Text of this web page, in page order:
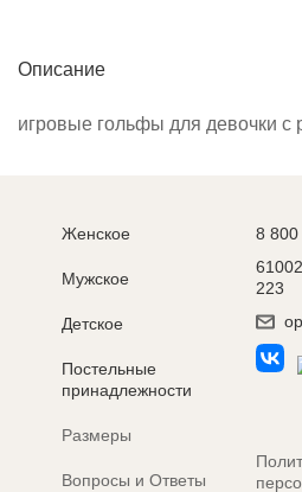
Описание
игровые гольфы для девочки с
Женское
Мужское
Детское
Постельные
принадлежности
Размеры
Вопросы и Ответы
8
223